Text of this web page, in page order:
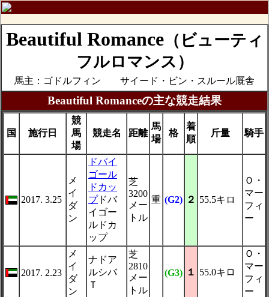
Beautiful Romance（ビューティ
フルロマンス）
馬主：ゴドルフィン サイード・ビン・スルール厩舎
Beautiful Romanceの主な競走結果
国 施行日
競
馬
場
競走名 距離
馬
場
格
着
順
斤量 騎手
2017. 3.25
メ
イ
ダ
ン
ドバイ
ゴール
ドカッ
プドバ
イゴー
ルドカ
ップ
芝
3200
メー
トル
重 (G2) ２ 55.5キロ
Ｏ・
マー
フィ
ー
2017. 2.23
メ
イ
ダ
ン
ナドア
ルシバ
Ｔ
芝
2810
メー
トル
(G3) １ 55.0キロ
Ｏ・
マー
フィ
ー